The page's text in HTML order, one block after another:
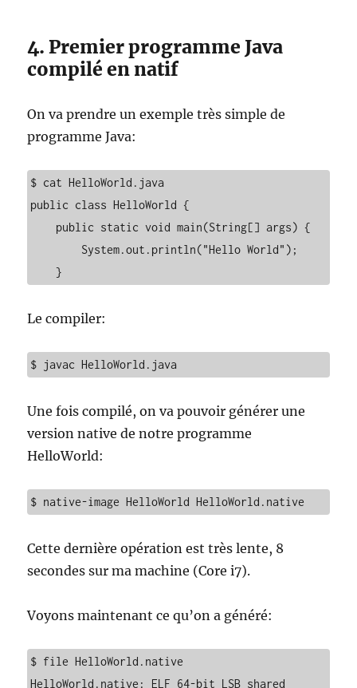
4. Premier programme Java
compilé en natif
On va prendre un exemple très simple de
programme Java:
$ cat HelloWorld.java
public class HelloWorld {
    }
Le compiler:
$ javac HelloWorld.java
Une fois compilé, on va pouvoir générer une
version native de notre programme
HelloWorld:
$ native-image HelloWorld HelloWorld.native
Cette dernière opération est très lente, 8
secondes sur ma machine (Core i7).
Voyons maintenant ce qu’on a généré:
$ file HelloWorld.native
HelloWorld.native: ELF 64-bit LSB shared